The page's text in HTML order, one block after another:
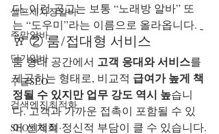
셀프세차장알바
주말알바
단기알바
구글SEO
검색엔진최적화
SEO최적화
다. 이런 공고는 보통 “노래방 알바” 또
는 “도우미”라는 이름으로 올라옵니다.
🥂 ② 룸/접대형 서비스
룸 형태 공간에서 고객 응대와 서비스를
제공하는 형태로, 비교적 급여가 높게 책
정될 수 있지만 업무 강도 역시 높습니
다. 고객과 가까운 접촉이 포함될 수 있
어 신체적·정신적 부담이 클 수 있습니다.